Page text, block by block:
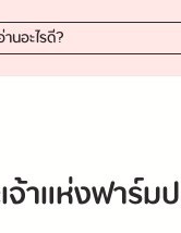
าแห่งฟาร์มป